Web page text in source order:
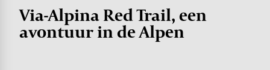
Via-Alpina Red Trail, een
avontuur in de Alpen